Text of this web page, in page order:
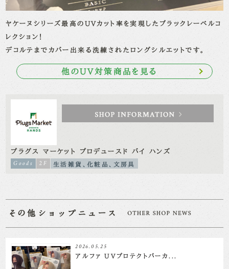
ヤケーヌシリーズ最高のUVカット率を実現したブラックレーベルコ
レクション！
デコルテまでカバー出来る洗練されたロングシルエットです。
他のUV対策商品を見る
プラグス マーケット プロデュースド バイ ハンズ
Goods 2F 生活雑貨、化粧品、文房具
2026.05.25
アルファ UVプロテクトパーカ...